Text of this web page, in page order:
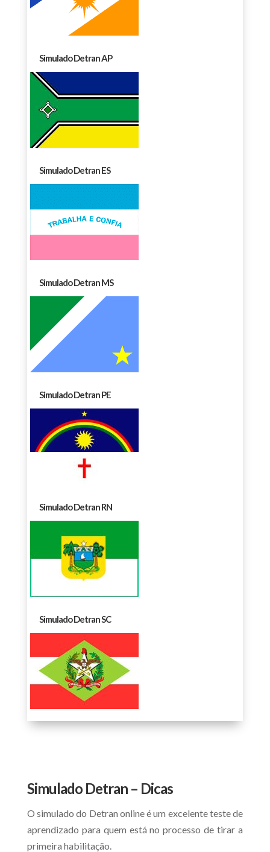
Simulado Detran AP
Simulado Detran ES
Simulado Detran MS
Simulado Detran PE
Simulado Detran RN
Simulado Detran SC
Simulado Detran – Dicas
O simulado do Detran online é um excelente teste de
aprendizado para quem está no processo de tirar a
primeira habilitação.